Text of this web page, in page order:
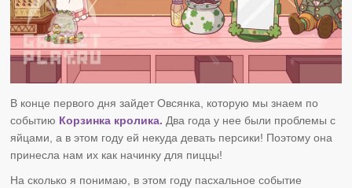
В конце первого дня зайдет Овсянка, которую мы знаем по
событию Корзинка кролика. Два года у нее были проблемы с
яйцами, а в этом году ей некуда девать персики! Поэтому она
принесла нам их как начинку для пиццы!
На сколько я понимаю, в этом году пасхальное событие